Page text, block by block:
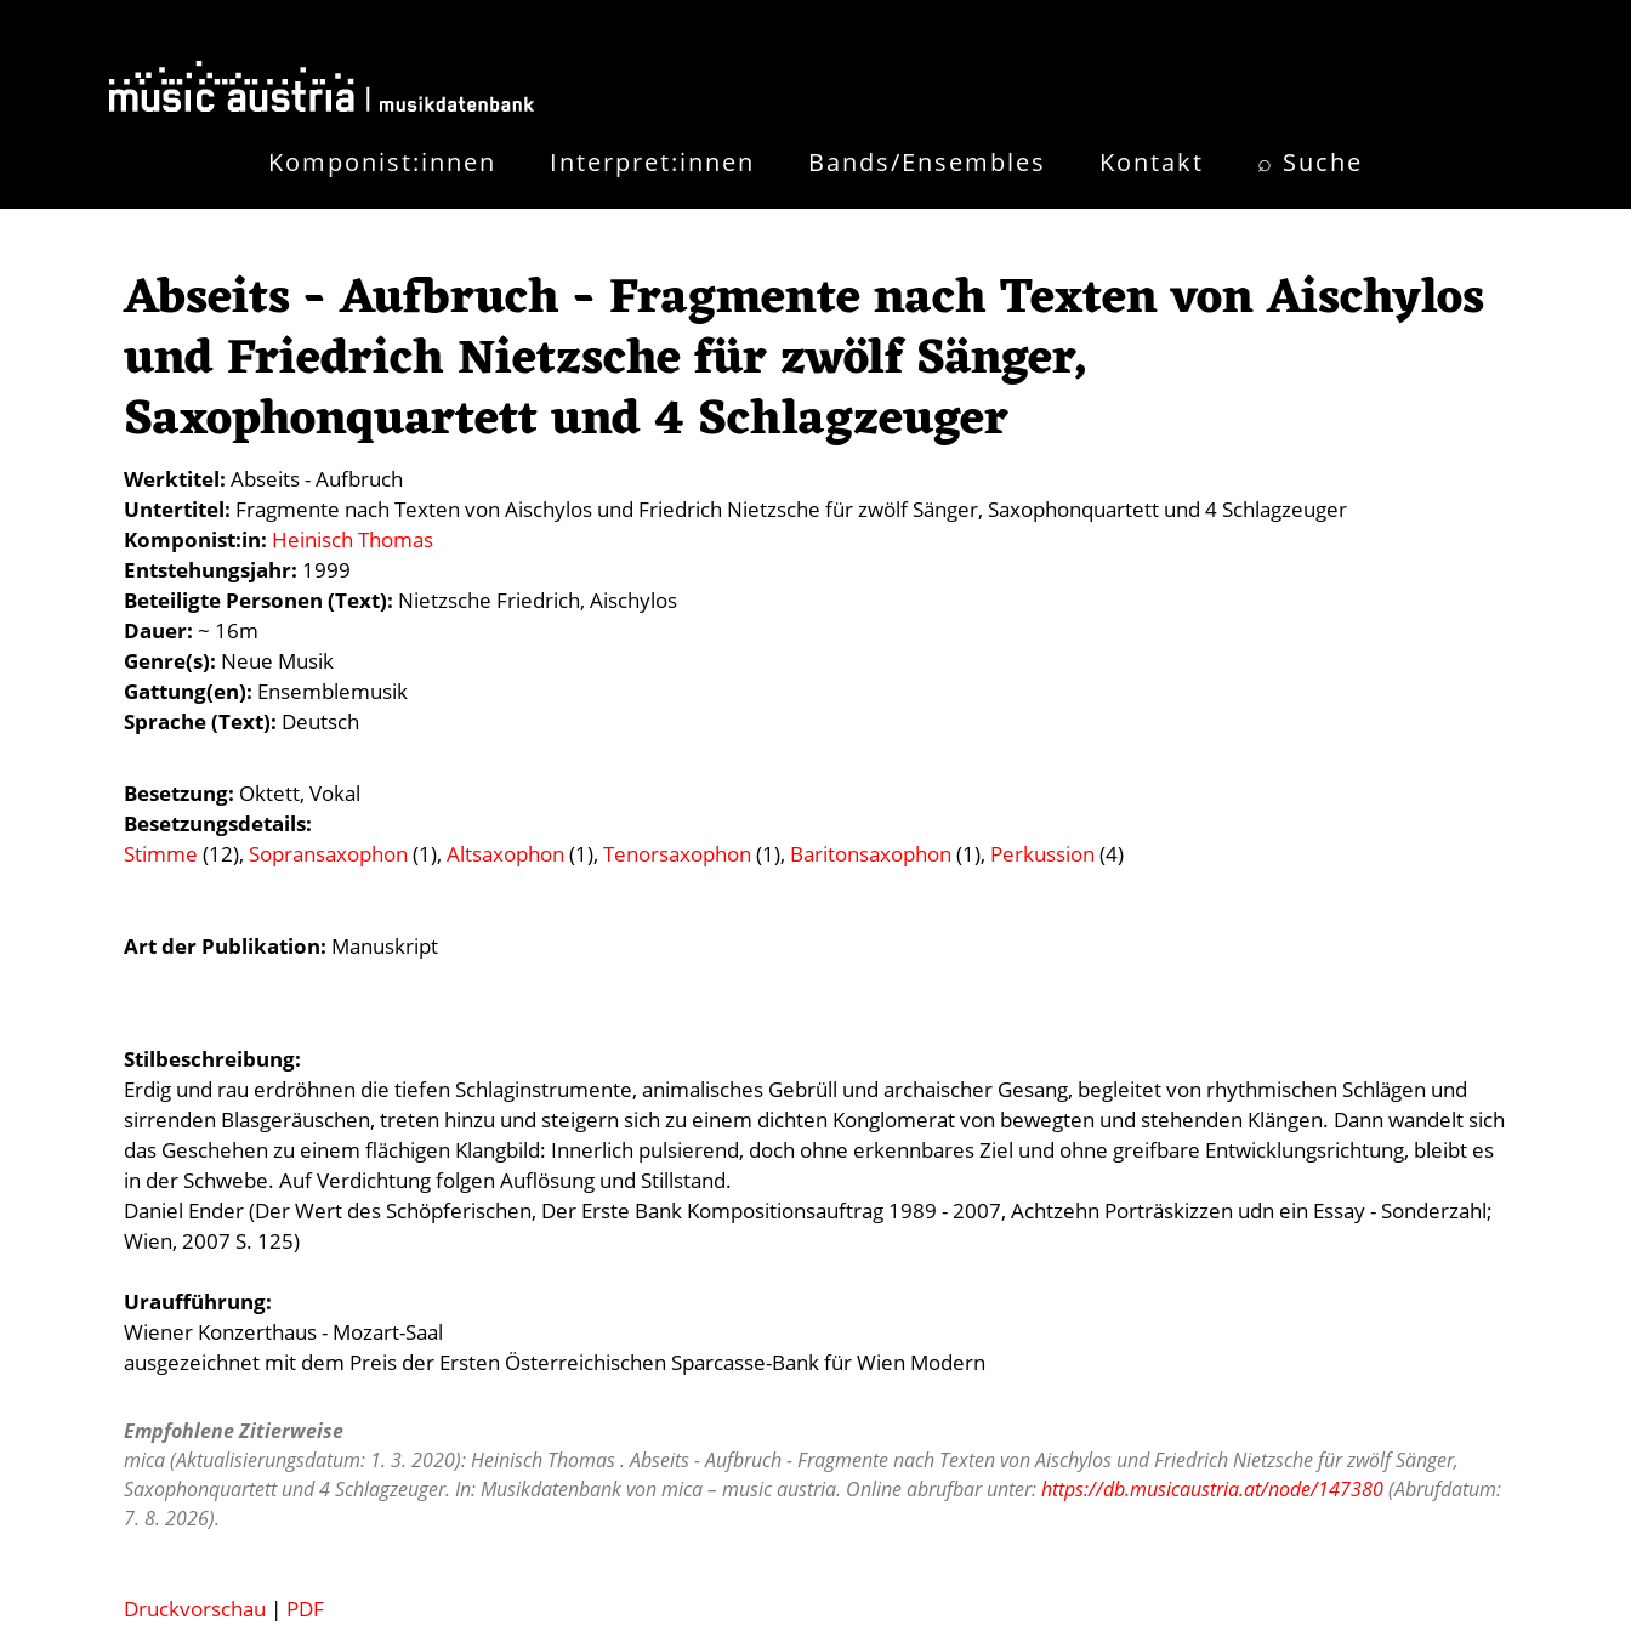
Komponist:innen Interpret:innen Bands/Ensembles Kontakt ⌕ Suche
Abseits - Aufbruch - Fragmente nach Texten von Aischylos
und Friedrich Nietzsche für zwölf Sänger,
Saxophonquartett und 4 Schlagzeuger
Werktitel Abseits - Aufbruch
Untertitel Fragmente nach Texten von Aischylos und Friedrich Nietzsche für zwölf Sänger, Saxophonquartett und 4 Schlagzeuger
Komponist:in Heinisch Thomas
Entstehungsjahr 1999
Beteiligte Personen (Text) Nietzsche Friedrich, Aischylos
Dauer ~ 16m
Genre(s) Neue Musik
Gattung(en) Ensemblemusik
Sprache (Text) Deutsch
Besetzung Oktett Vokal
Besetzungsdetails
Stimme (12), Sopransaxophon (1), Altsaxophon (1), Tenorsaxophon (1), Baritonsaxophon (1), Perkussion (4)
Art der Publikation Manuskript
Stilbeschreibung:
Erdig und rau erdröhnen die tiefen Schlaginstrumente, animalisches Gebrüll und archaischer Gesang, begleitet von rhythmischen Schlägen und
sirrenden Blasgeräuschen, treten hinzu und steigern sich zu einem dichten Konglomerat von bewegten und stehenden Klängen. Dann wandelt sich
das Geschehen zu einem flächigen Klangbild: Innerlich pulsierend, doch ohne erkennbares Ziel und ohne greifbare Entwicklungsrichtung, bleibt es
in der Schwebe. Auf Verdichtung folgen Auflösung und Stillstand.
Daniel Ender (Der Wert des Schöpferischen, Der Erste Bank Kompositionsauftrag 1989 - 2007, Achtzehn Porträskizzen udn ein Essay - Sonderzahl;
Wien, 2007 S. 125)
Uraufführung:
Wiener Konzerthaus - Mozart-Saal
ausgezeichnet mit dem Preis der Ersten Österreichischen Sparcasse-Bank für Wien Modern
Empfohlene Zitierweise
mica (Aktualisierungsdatum: 1. 3. 2020): Heinisch Thomas . Abseits - Aufbruch - Fragmente nach Texten von Aischylos und Friedrich Nietzsche für zwölf Sänger,
Saxophonquartett und 4 Schlagzeuger. In: Musikdatenbank von mica – music austria. Online abrufbar unter:https://db.musicaustria.at/node/147380(Abrufdatum:
7. 8. 2026).
Druckvorschau | PDF